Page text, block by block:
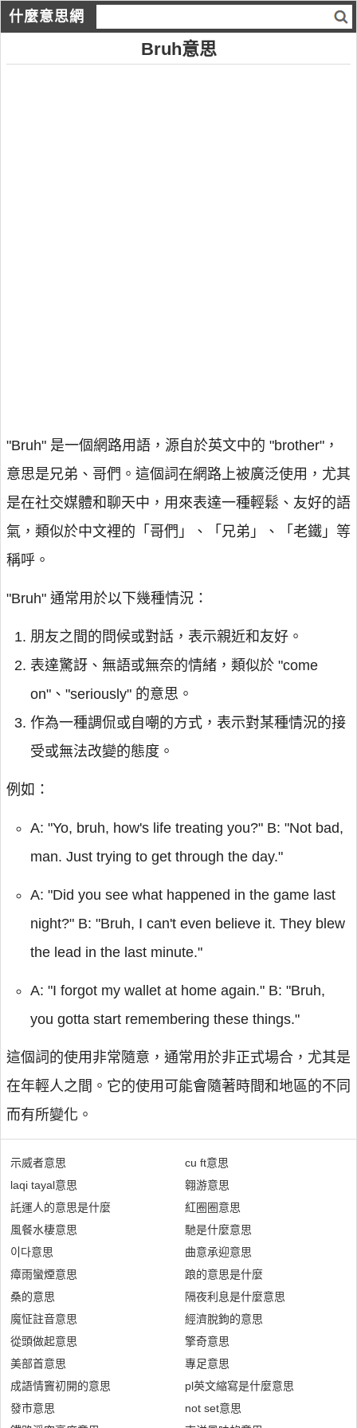
什麼意思網
Bruh意思
"Bruh" 是一個網路用語，源自於英文中的 "brother"，
意思是兄弟、哥們。這個詞在網路上被廣泛使用，尤其
是在社交媒體和聊天中，用來表達一種輕鬆、友好的語
氣，類似於中文裡的「哥們」、「兄弟」、「老鐵」等
稱呼。
"Bruh" 通常用於以下幾種情況：
朋友之間的問候或對話，表示親近和友好。
表達驚訝、無語或無奈的情緒，類似於 "come
on"、"seriously" 的意思。
作為一種調侃或自嘲的方式，表示對某種情況的接
受或無法改變的態度。
例如：
A: "Yo, bruh, how's life treating you?" B: "Not bad,
man. Just trying to get through the day."
A: "Did you see what happened in the game last
night?" B: "Bruh, I can't even believe it. They blew
the lead in the last minute."
A: "I forgot my wallet at home again." B: "Bruh,
you gotta start remembering these things."
這個詞的使用非常隨意，通常用於非正式場合，尤其是
在年輕人之間。它的使用可能會隨著時間和地區的不同
而有所變化。
示威者意思
laqi tayal意思
託運人的意思是什麼
風餐水棲意思
이다意思
瘴雨蠻煙意思
桑的意思
魔怔註音意思
從頭做起意思
美部首意思
成語情竇初開的意思
發市意思
cu ft意思
翱游意思
紅圈圈意思
馳是什麼意思
曲意承迎意思
踉的意思是什麼
隔夜利息是什麼意思
經濟脫鉤的意思
擎奇意思
專足意思
pl英文縮寫是什麼意思
not set意思